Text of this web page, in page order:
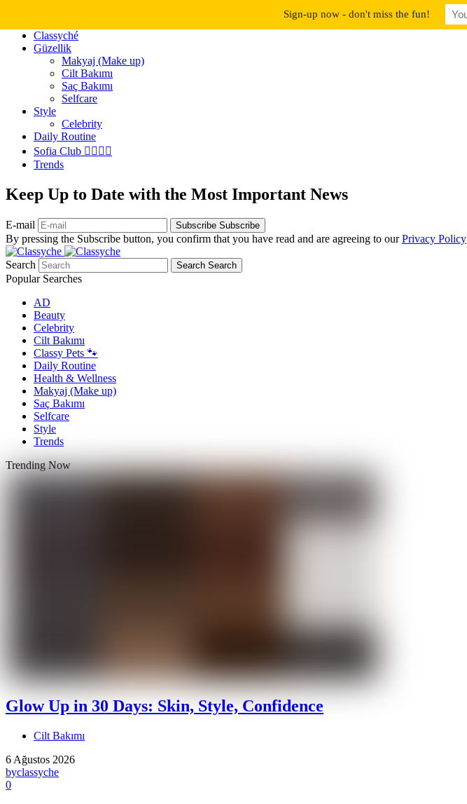
Classyché
Güzellik
Makyaj (Make up)
Cilt Bakımı
Saç Bakımı
Selfcare
Style
Celebrity
Daily Routine
Sofia Club 👩‍❤️‍💋‍👨
Trends
Keep Up to Date with the Most Important News
E-mail Subscribe Subscribe
By pressing the Subscribe button, you confirm that you have read and are agreeing to ourPrivacy Policy
Search Search Search
Popular Searches
AD
Beauty
Celebrity
Cilt Bakımı
Classy Pets 🐾
Daily Routine
Health & Wellness
Makyaj (Make up)
Saç Bakımı
Selfcare
Style
Trends
Trending Now
Glow Up in 30 Days: Skin, Style, Confidence
Cilt Bakımı
6 Ağustos 2026
byclassyche
0
Sign-up now - don't miss the fun!